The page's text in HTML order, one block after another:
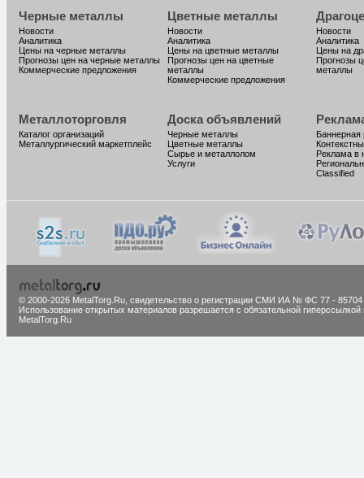
Черные металлы
Новости
Аналитика
Цены на черные металлы
Прогнозы цен на черные металлы
Коммерческие предложения
Цветные металлы
Новости
Аналитика
Цены на цветные металлы
Прогнозы цен на цветные
металлы
Коммерческие предложения
Новости
Аналитика
Цены на
Прогнозы
металлы
Металлоторговля
Каталог организаций
Металлургический маркетплейс
Доска объявлений
Черные металлы
Цветные металлы
Сырье и металлолом
Услуги
Баннерная
Реклама в
Classified
© 2000-2026 MetalTorg.Ru, cвидетельство о регистрации СМИ ИА № ФС 77 - 85704
Использование открытых материалов разрешается с обязательной гиперссылкой
MetalTorg.Ru